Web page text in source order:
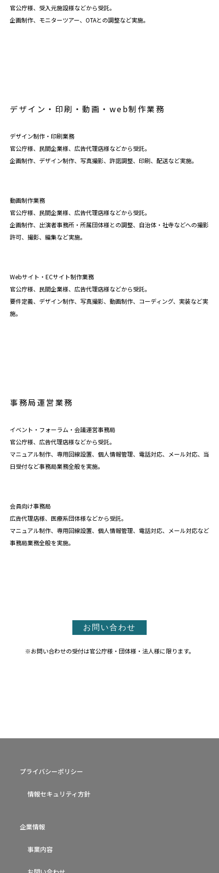
官公庁様、受入元施設様などから受託。
企画制作、モニターツアー、OTAとの調整など実施。
デザイン・印刷・動画・web制作業務
デザイン制作・印刷業務
官公庁様、民間企業様、広告代理店様などから受託。
企画制作、デザイン制作、写真撮影、許諾調整、印刷、配送など実施。
動画制作業務
官公庁様、民間企業様、広告代理店様などから受託。
企画制作、出演者事務所・所属団体様との調整、自治体・社寺などへの撮影
許可、撮影、編集など実施。
Webサイト・ECサイト制作業務
官公庁様、民間企業様、広告代理店様などから受託。
要件定義、デザイン制作、写真撮影、動画制作、コーディング、実装など実
施。
事務局運営業務
イベント・フォーラム・会議運営事務局
官公庁様、広告代理店様などから受託。
マニュアル制作、専用回線設置、個人情報管理、電話対応、メール対応、当
日受付など事務局業務全般を実施。
会員向け事務局
広告代理店様、医療系団体様などから受託。
マニュアル制作、専用回線設置、個人情報管理、電話対応、メール対応など
事務局業務全般を実施。
お問い合わせ
※お問い合わせの受付は官公庁様・団体様・法人様に限ります。
プライバシーポリシー
情報セキュリティ方針
企業情報
事業内容